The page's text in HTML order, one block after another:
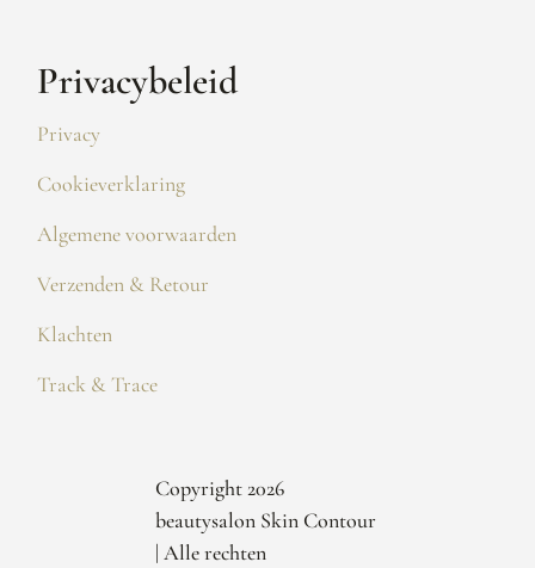
Privacybeleid
Privacy
Cookieverklaring
Algemene voorwaarden
Verzenden & Retour
Klachten
Track & Trace
Copyright 2026
beautysalon Skin Contour
| Alle rechten